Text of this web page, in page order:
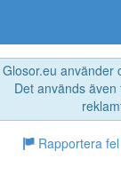
Glosor.eu använder
Det används
Rapportera fel